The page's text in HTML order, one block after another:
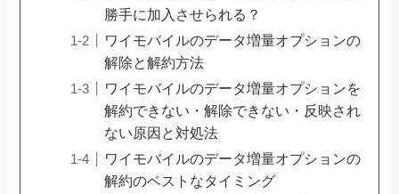
勝手に加入させられる？
ワイモバイルのデータ増量オプションの
解除と解約方法
ワイモバイルのデータ増量オプションを
解約できない・解除できない・反映され
ない原因と対処法
ワイモバイルのデータ増量オプションの
解約のベストなタイミング